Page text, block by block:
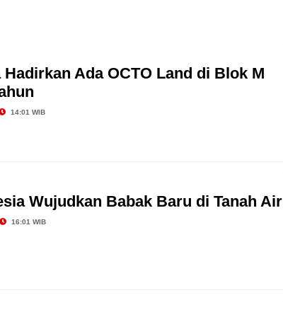
Pendampingan di Rumah Sakit: Halodoc for
Hadirkan Ada OCTO Land di Blok M
14:01 WIB
Wujudkan Babak Baru di Tanah Air
16:01 WIB